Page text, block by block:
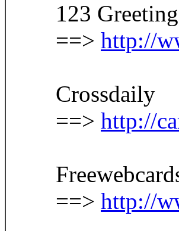
123
==> http://
Crossdaily
==> http://
==> http://